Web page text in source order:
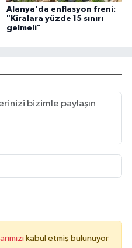
Alanya'da enflasyon freni:
"Kiralara yüzde 15 sınırı
gelmeli"
kabul etmiş bulunuyor